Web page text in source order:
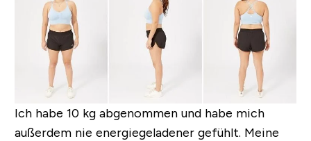
Ich habe 10 kg abgenommen und habe mich
außerdem nie energiegeladener gefühlt. Meine